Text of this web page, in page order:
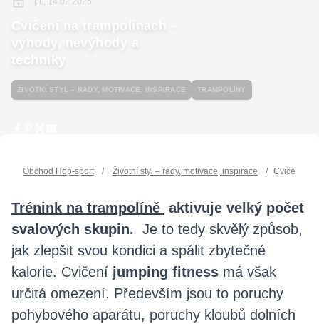
Cvičení na trampolínách -
výhody, nevýhody a
techniky
ŽIVOTNÍ STYL – RADY, MOTIVACE, INSPIRACE TRAMPOLÍNY
Obchod Hop-sport / Životní styl – rady, motivace, inspirace / Cvičení na
Trénink na trampolíně aktivuje velký počet
svalových skupin. Je to tedy skvělý způsob,
jak zlepšit svou kondici a spálit zbytečné
kalorie. Cvičení jumping fitness má však
určitá omezení. Především jsou to poruchy
pohybového aparátu, poruchy kloubů dolních